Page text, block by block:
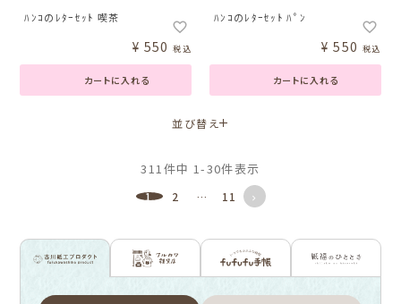
ﾊﾝｺのﾚﾀｰｾｯﾄ 喫茶
カートに入れる
¥ 550 税込
ﾊﾝｺのﾚﾀｰｾｯﾄ ﾊﾟﾝ
カートに入れる
¥ 550 税込
並び替え
311件中 1-30件表示
1 2 … 11